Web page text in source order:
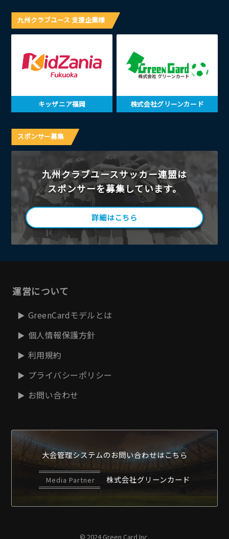
九州クラブユース 支援企業様
キッザニア福岡 株式会社グリーンカード
スポンサー募集
九州クラブユースサッカー連盟は
スポンサーを募集しています。
詳細はこちら
運営について
GreenCardモデルとは
個人情報保護方針
利用規約
プライバシーポリシー
お問い合わせ
大会管理システムのお問い合わせはこちら
Media Partner 株式会社グリーンカード
© 2024 Green Card Inc.